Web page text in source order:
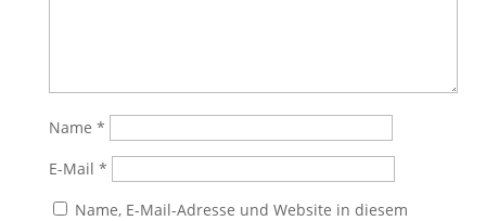
Name *
E-Mail *
Name, E-Mail-Adresse und Website in diesem